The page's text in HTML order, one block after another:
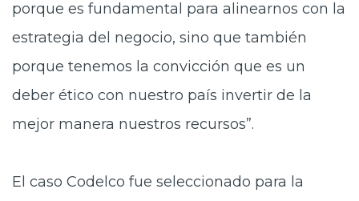
porque es fundamental para alinearnos con la
estrategia del negocio, sino que también
porque tenemos la convicción que es un
deber ético con nuestro país invertir de la
mejor manera nuestros recursos”.
El caso Codelco fue seleccionado para la